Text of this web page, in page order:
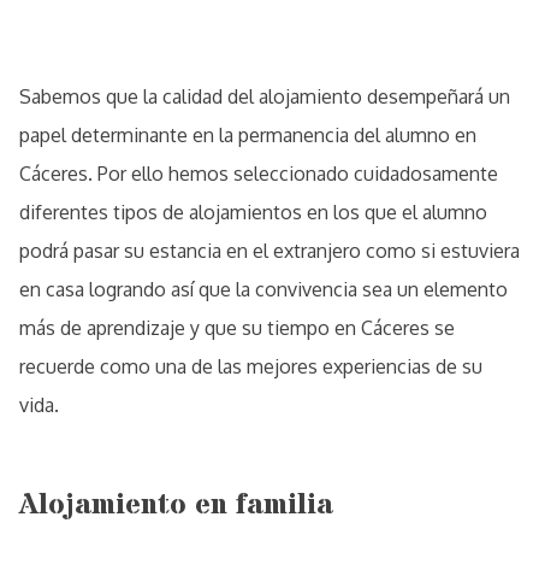
Sabemos que la calidad del alojamiento desempeñará un
papel determinante en la permanencia del alumno en
Cáceres. Por ello hemos seleccionado cuidadosamente
diferentes tipos de alojamientos en los que el alumno
podrá pasar su estancia en el extranjero como si estuviera
en casa logrando así que la convivencia sea un elemento
más de aprendizaje y que su tiempo en Cáceres se
recuerde como una de las mejores experiencias de su
vida.
Alojamiento en familia